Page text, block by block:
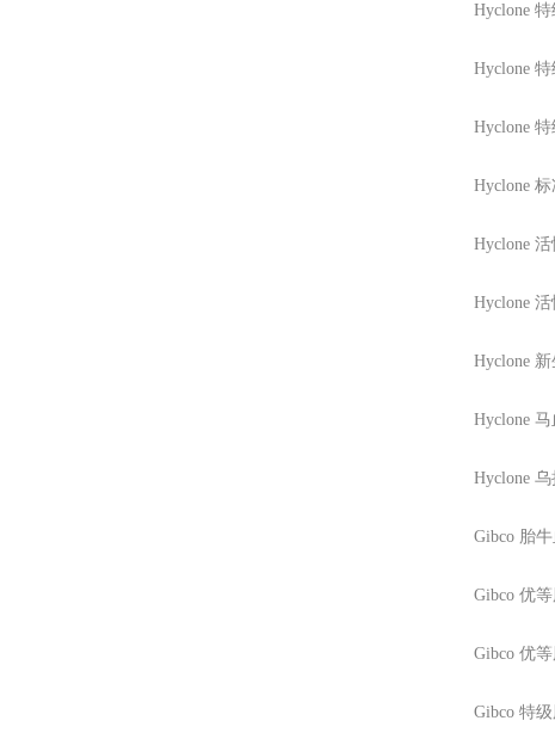
Hyclone 特
Hyclone 特
Hyclone 特
Hyclone 标
Hyclone 活
Hyclone 活
Hyclone 新
Hyclone 马
Hyclone 乌
Gibco 胎
Gibco 优等
Gibco 优等
Gibco 特级